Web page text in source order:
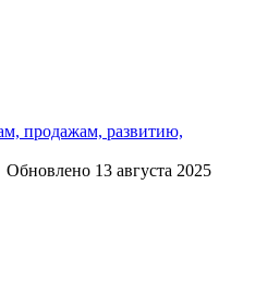
продажам, развитию,
Обновлено 13 августа 2025